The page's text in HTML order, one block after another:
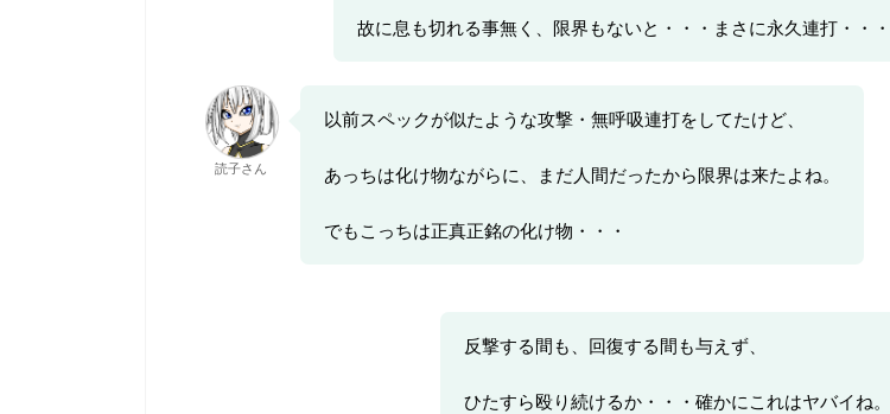
故に息も切れる事無く、限界もないと・・・まさに永久連打・・・
読子さん
以前スペックが似たような攻撃・無呼吸連打をしてたけど、
あっちは化け物ながらに、まだ人間だったから限界は来たよね。
でもこっちは正真正銘の化け物・・・
反撃する間も、回復する間も与えず、
ひたすら殴り続けるか・・・確かにこれはヤバイね。